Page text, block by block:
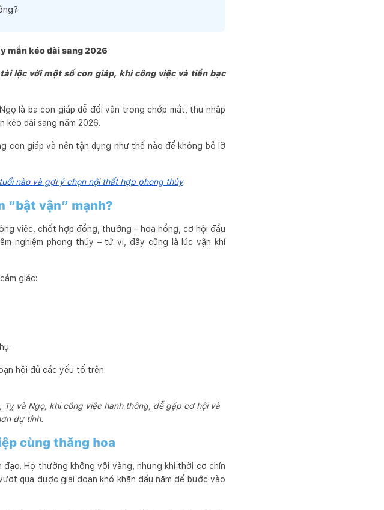
mắn kéo dài sang 2026
lộc với một số con giáp, khi công việc và tiền bạc
là ba con giáp dễ đổi vận trong chớp mắt, thu nhập
kéo dài sang năm 2026.
con giáp và nên tận dụng như thế nào để không bỏ lỡ
nào và gợi ý chọn nội thất hợp phong thủy
“bật vận” mạnh?
việc, chốt hợp đồng, thưởng – hoa hồng, cơ hội đầu
nghiệm phong thủy – tử vi, đây cũng là lúc vận khí
giác:
hội đủ các yếu tố trên.
và Ngọ, khi công việc hanh thông, dễ gặp cơ hội và
dự tính.
cùng thăng hoa
Họ thường không vội vàng, nhưng khi thời cơ chín
qua được giai đoạn khó khăn đầu năm để bước vào